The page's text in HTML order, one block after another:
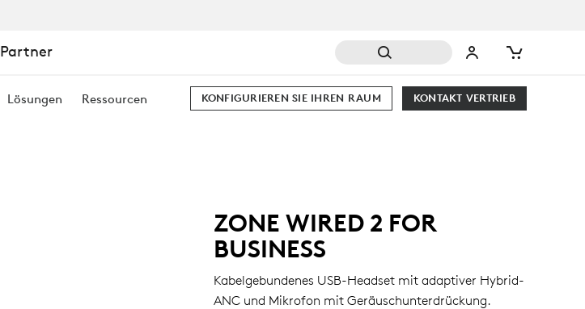
Partner
Lösungen Ressourcen KONTAKT VERTRIEB
KONFIGURIEREN SIE IHREN RAUM
ZONE WIRED 2 FOR
BUSINESS
Kabelgebundenes USB-Headset mit adaptiver Hybrid-
ANC und Mikrofon mit Geräuschunterdrückung.